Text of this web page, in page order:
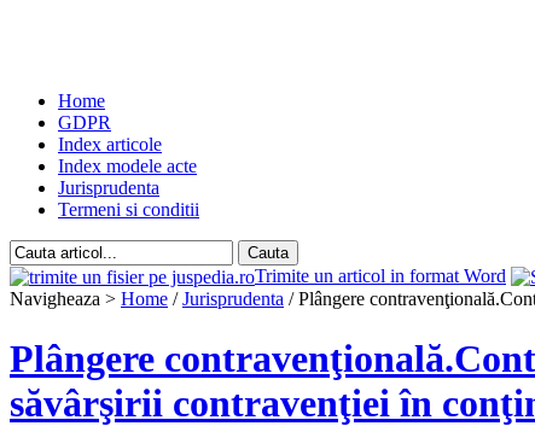
Home
GDPR
Index articole
Index modele acte
Jurisprudenta
Termeni si conditii
Trimite un articol in format Word
Navigheaza > Home /Jurisprudenta / Plângere
Plângere
săvârşirii contravenţiei în